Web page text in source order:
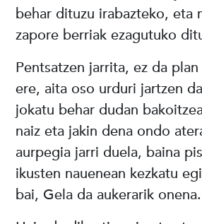
behar dituzu irabazteko, eta
zapore berriak ezagutuko
Pentsatzen jarrita, ez da
ere, aita oso urduri jartzen
jokatu behar dudan
naiz eta jakin dena ondo
aurpegia jarri duela, baina
ikusten nauenean kezkatu
bai, Gela da aukerarik onena.